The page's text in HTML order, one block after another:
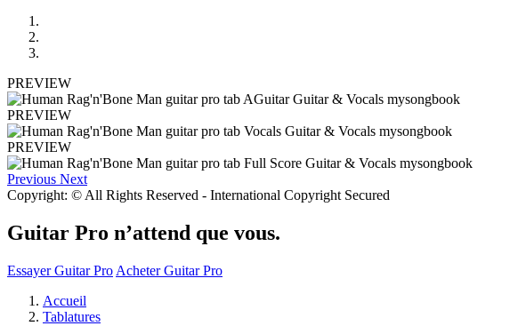
PREVIEW
PREVIEW
PREVIEW
Previous Next
Copyright: © All Rights Reserved - International Copyright Secured
Guitar Pro n’attend que vous.
Essayer Guitar Pro Acheter Guitar Pro
Accueil
Tablatures